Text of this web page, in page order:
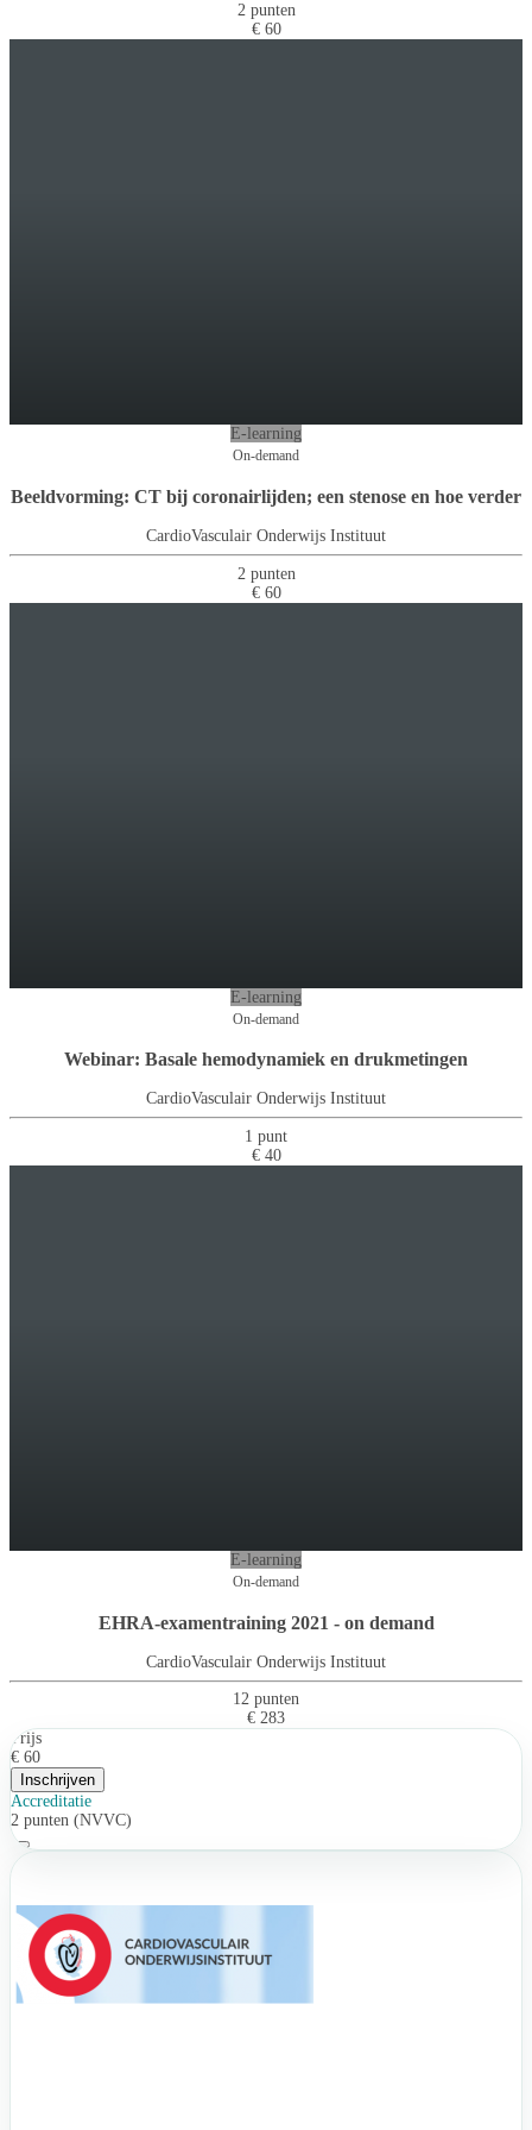
2 punten
€ 60
E-learning
On-demand
Beeldvorming: CT bij coronairlijden; een stenose en hoe verder
CardioVasculair Onderwijs Instituut
2 punten
€ 60
E-learning
On-demand
Webinar: Basale hemodynamiek en drukmetingen
CardioVasculair Onderwijs Instituut
1 punt
€ 40
E-learning
On-demand
EHRA-examentraining 2021 - on demand
CardioVasculair Onderwijs Instituut
12 punten
€ 283
Prijs
€ 60
Inschrijven
Accreditatie
2 punten (NVVC)